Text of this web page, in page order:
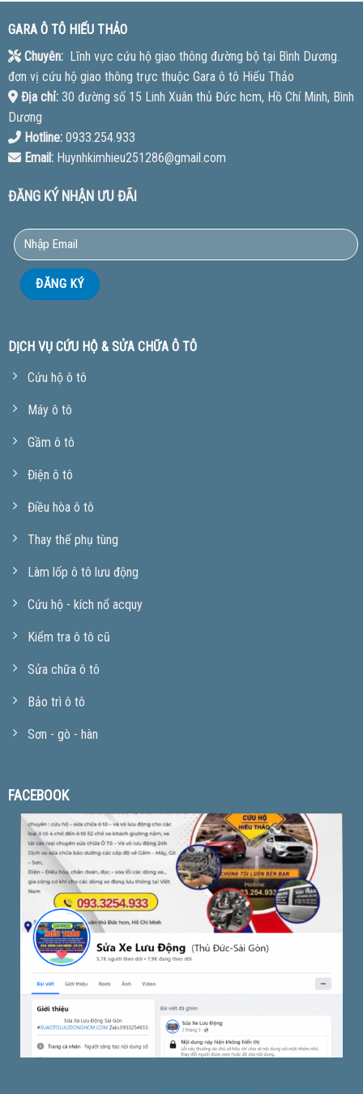
GARA Ô TÔ HIẾU THẢO
Chuyên:Lĩnh vực cứu hộ giao thông đường bộ tại Bình Dương.
đơn vị cứu hộ giao thông trực thuộc Gara ô tô Hiếu Thảo
Địa chỉ:30 đường số 15 Linh Xuân thủ Đức hcm, Hồ Chí Minh, Bình
Dương
Hotline:0933.254.933
Email:Huynhkimhieu251286@gmail.com
ĐĂNG KÝ NHẬN ƯU ĐÃI
DỊCH VỤ CỨU HỘ & SỬA CHỮA Ô TÔ
Cứu hộ ô tô
Máy ô tô
Gầm ô tô
Điện ô tô
Điều hòa ô tô
Thay thế phụ tùng
Làm lốp ô tô lưu động
Cứu hộ - kích nổ acquy
Kiểm tra ô tô cũ
Sửa chữa ô tô
Bảo trì ô tô
Sơn - gò - hàn
FACEBOOK